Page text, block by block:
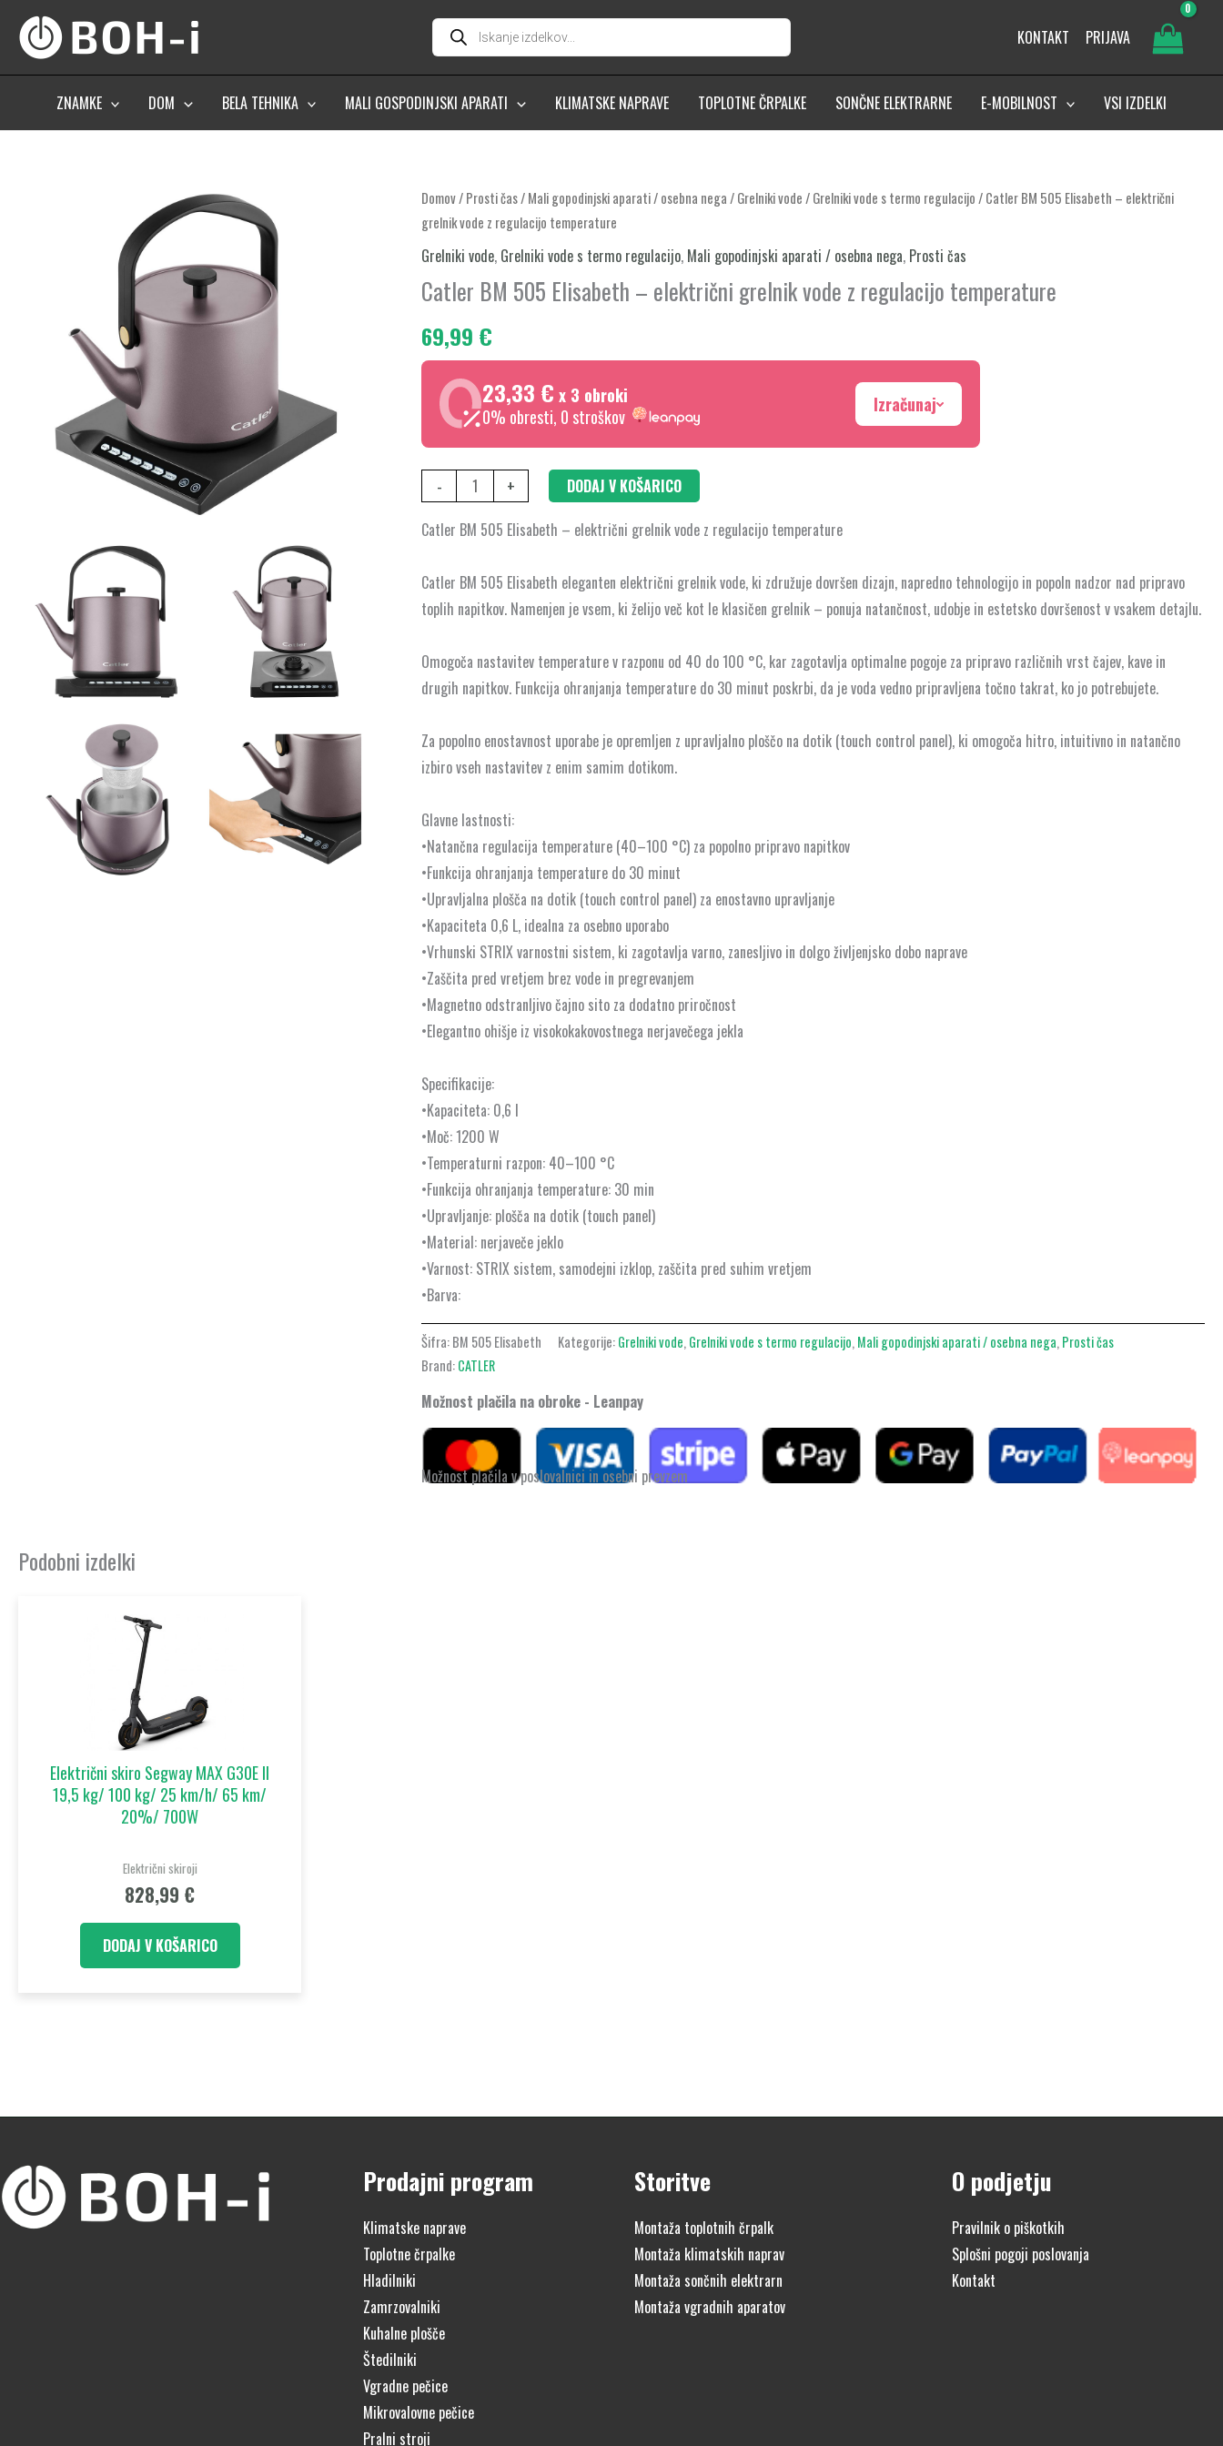
content
Products
search KONTAKT PRIJAVA
ZNAMKE DOM BELA TEHNIKA MALI GOSPODINJSKI APARATI KLIMATSKE NAPRAVE TOPLOTNE ČRPALKE SONČNE ELEKTRARNE E-MOBILNOST VSI IZDELKI
Domov/Prosti čas/Mali gopodinjski aparati / osebna nega/Grelniki vode/Grelniki vode s termo regulacijo/ Catler BM 505 Elisabeth – električni
grelnik vode z regulacijo temperature
Grelniki vode, Grelniki vode s termo regulacijo, Mali gopodinjski aparati / osebna nega, Prosti čas
Catler BM 505 Elisabeth – električni grelnik vode z regulacijo temperature
69,99 €
23,33 € x 3 obroki
0% obresti, 0 stroškov
Izračunaj
-
Catler
BM
505
Elisabeth
–
električni
grelnik
vode
regulacijo
količina
+
DODAJ V KOŠARICO
Catler BM 505 Elisabeth – električni grelnik vode z regulacijo temperature
Catler BM 505 Elisabeth eleganten električni grelnik vode, ki združuje dovršen dizajn, napredno tehnologijo in popoln nadzor nad pripravo
toplih napitkov. Namenjen je vsem, ki želijo več kot le klasičen grelnik – ponuja natančnost, udobje in estetsko dovršenost v vsakem detajlu.
Omogoča nastavitev temperature v razponu od 40 do 100 °C, kar zagotavlja optimalne pogoje za pripravo različnih vrst čajev, kave in
drugih napitkov. Funkcija ohranjanja temperature do 30 minut poskrbi, da je voda vedno pripravljena točno takrat, ko jo potrebujete.
Za popolno enostavnost uporabe je opremljen z upravljalno ploščo na dotik (touch control panel), ki omogoča hitro, intuitivno in natančno
izbiro vseh nastavitev z enim samim dotikom.
Glavne lastnosti:
•Natančna regulacija temperature (40–100 °C) za popolno pripravo napitkov
•Funkcija ohranjanja temperature do 30 minut
•Upravljalna plošča na dotik (touch control panel) za enostavno upravljanje
•Kapaciteta 0,6 L, idealna za osebno uporabo
•Vrhunski STRIX varnostni sistem, ki zagotavlja varno, zanesljivo in dolgo življenjsko dobo naprave
•Zaščita pred vretjem brez vode in pregrevanjem
•Magnetno odstranljivo čajno sito za dodatno priročnost
•Elegantno ohišje iz visokokakovostnega nerjavečega jekla
Specifikacije:
•Kapaciteta: 0,6 l
•Moč: 1200 W
•Temperaturni razpon: 40–100 °C
•Funkcija ohranjanja temperature: 30 min
•Upravljanje: plošča na dotik (touch panel)
•Material: nerjaveče jeklo
•Varnost: STRIX sistem, samodejni izklop, zaščita pred suhim vretjem
•Barva:
Šifra:BM 505 Elisabeth Kategorije:Grelniki vode,Grelniki vode s termo regulacijo,Mali gopodinjski aparati / osebna nega,Prosti čas
Brand:CATLER
Možnost plačila na obroke - Leanpay
Možnost plačila v poslovalnici in osebni prevzem
Podobni izdelki
Električni skiro Segway MAX G30E II
19,5 kg/ 100 kg/ 25 km/h/ 65 km/
20%/ 700W
Električni skiroji
828,99 €
DODAJ V KOŠARICO
Prodajni program
Klimatske naprave
Toplotne črpalke
Hladilniki
Zamrzovalniki
Kuhalne plošče
Štedilniki
Vgradne pečice
Mikrovalovne pečice
Pralni stroji
Storitve
Montaža toplotnih črpalk
Montaža klimatskih naprav
Montaža sončnih elektrarn
Montaža vgradnih aparatov
O podjetju
Pravilnik o piškotkih
Splošni pogoji poslovanja
Kontakt